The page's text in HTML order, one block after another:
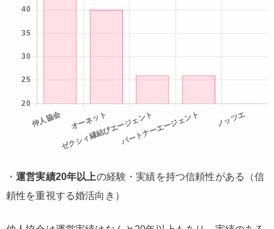
・運営実績20年以上の経験・実績を持つ信頼性がある（信
頼性を重視する婚活向き）